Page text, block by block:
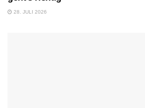
28. JULI 2026